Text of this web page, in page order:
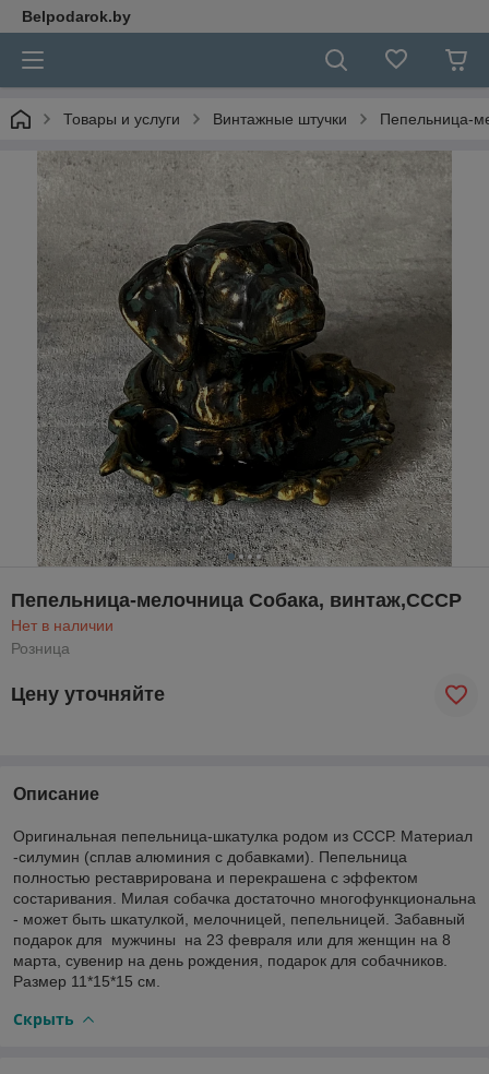
Belpodarok.by
Товары и услуги Винтажные штучки Пепельница-
Пепельница-мелочница Собака, винтаж,СССР
Нет в наличии
Розница
Цену уточняйте
Описание
Оригинальная пепельница-шкатулка родом из СССР. Материал
-силумин (сплав алюминия с добавками). Пепельница
полностью реставрирована и перекрашена с эффектом
состаривания. Милая собачка достаточно многофункциональна
- может быть шкатулкой, мелочницей, пепельницей. Забавный
подарок для мужчины на 23 февраля или для женщин на 8
марта, сувенир на день рождения, подарок для собачников.
Размер 11*15*15 см.
Скрыть